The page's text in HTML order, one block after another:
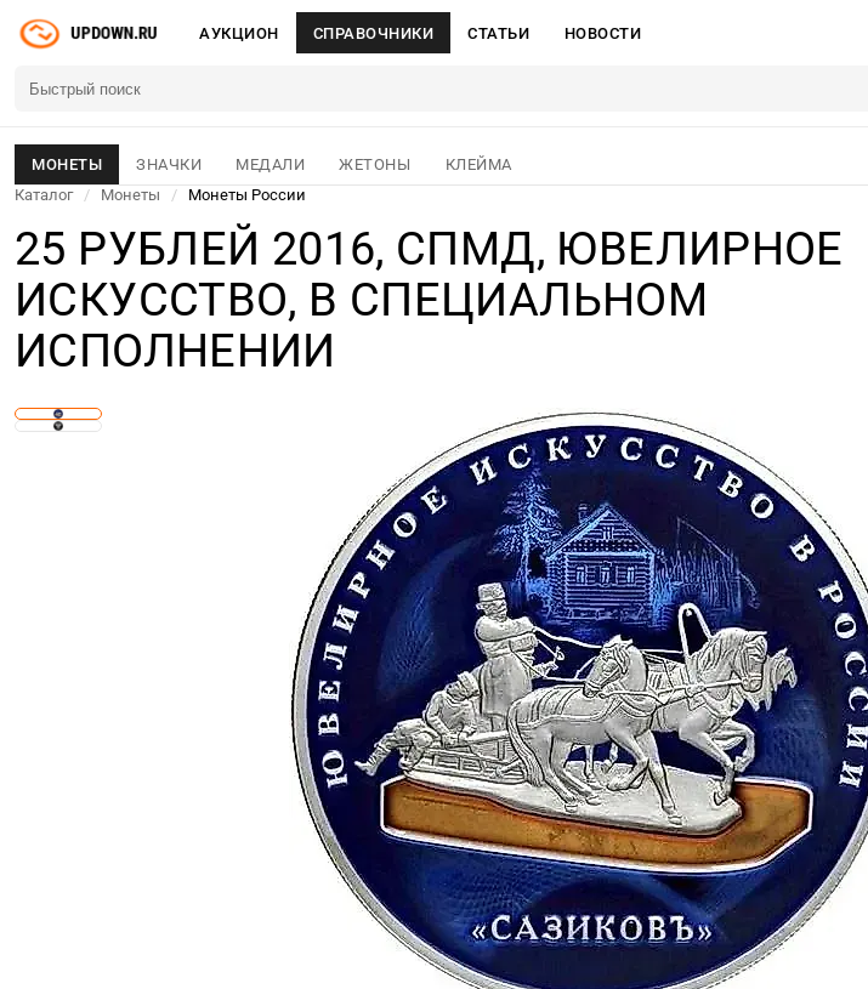
АУКЦИОН СПРАВОЧНИКИ СТАТЬИ НОВОСТИ
МОНЕТЫ ЗНАЧКИ МЕДАЛИ ЖЕТОНЫ
КЛЕЙМА
Каталог
/ Монеты / Монеты России
25 РУБЛЕЙ 2016, СПМД, ЮВЕЛИРНОЕ
ИСКУССТВО, В СПЕЦИАЛЬНОМ
ИСПОЛНЕНИИ